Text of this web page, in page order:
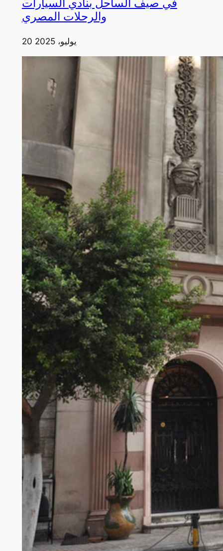
في صيف الساحل بنادي السيارات
والرحلات المصري
20 يوليو، 2025